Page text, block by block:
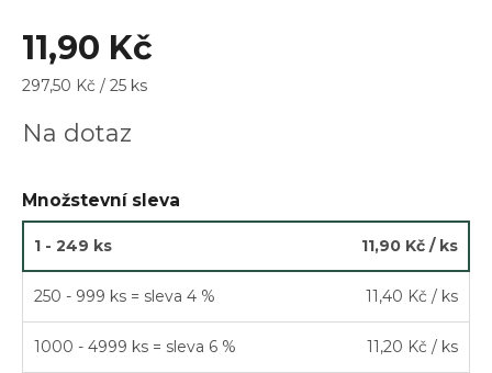
11,90 Kč
Měrná
297,50 Kč / 25 ks
Na dotaz
Množstevní sleva
1 - 249 ks 11,90 Kč / ks
250 - 999 ks = sleva 4 % 11,40 Kč / ks
1000 - 4999 ks = sleva 6 % 11,20 Kč / ks